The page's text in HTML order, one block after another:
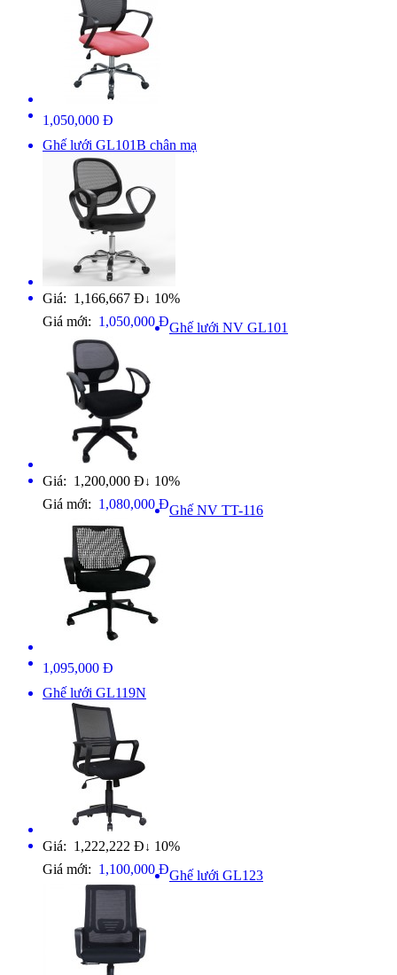
1,050,000 Đ
Ghế lưới GL101B chân mạ
Giá: 1,166,667 Đ ↓ 10%
Giá mới: 1,050,000 ĐGhế lưới NV GL101
Giá: 1,200,000 Đ ↓ 10%
Giá mới: 1,080,000 ĐGhế NV TT-116
1,095,000 Đ
Ghế lưới GL119N
Giá: 1,222,222 Đ ↓ 10%
Giá mới: 1,100,000 ĐGhế lưới GL123